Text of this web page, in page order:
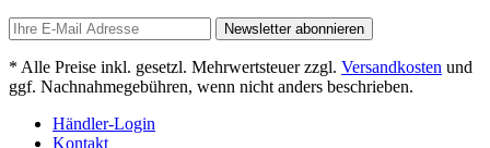
Newsletter abonnieren
* Alle Preise inkl. gesetzl. Mehrwertsteuer zzgl. Versandkosten und
ggf. Nachnahmegebühren, wenn nicht anders beschrieben.
Händler-Login
Kontakt